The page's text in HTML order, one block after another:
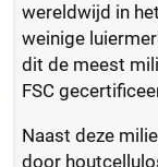
wereldwijd in
weinige
dit de meest
FSC
Naast deze
door